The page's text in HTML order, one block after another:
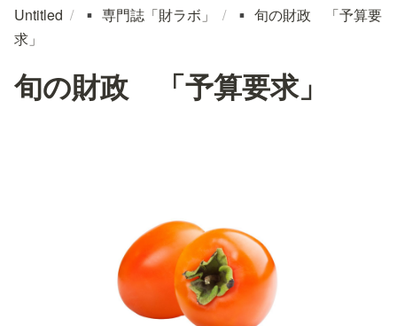
Untitled / ▪️ 専門誌「財ラボ」 / ▪️ 旬の財政 「予算要
求」
旬の財政 「予算要求」